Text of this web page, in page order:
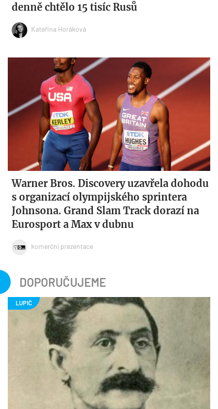
denně chtělo 15 tisíc Rusů
Kateřina Horáková
Warner Bros. Discovery uzavřela dohodu
s organizací olympijského sprintera
Johnsona. Grand Slam Track dorazí na
Eurosport a Max v dubnu
komerční prezentace
DOPORUČUJEME